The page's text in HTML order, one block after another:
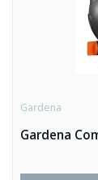
Gardena
Gardena